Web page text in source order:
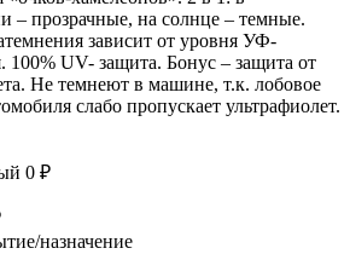
– прозрачные, на солнце – темные.
зависит от уровня УФ-
100% UV- защита. Бонус – защита от
Не темнеют в машине, т.к. лобовое
слабо пропускает ультрафиолет.
0 ₽
назначение